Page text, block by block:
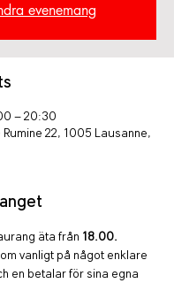
evenemang
– 20:30
Rumine 22, 1005 Lausanne,
äta från 18.00.
vanligt på något enklare
en betalar för sina egna